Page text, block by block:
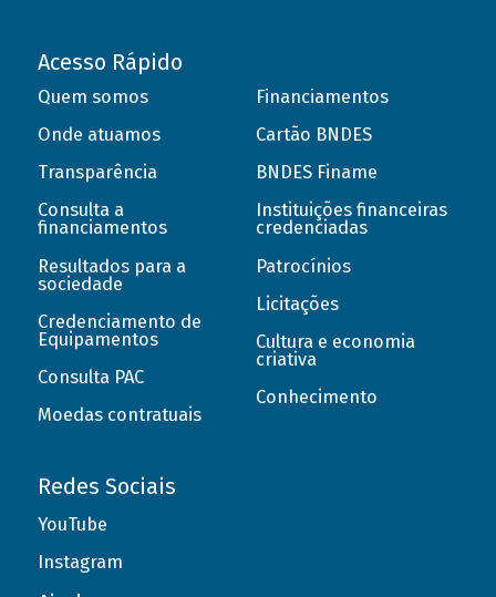
Acesso Rápido
Quem somos
Onde atuamos
Transparência
Consulta a
financiamentos
Resultados para a
sociedade
Credenciamento de
Equipamentos
Consulta PAC
Moedas contratuais
Financiamentos
Cartão BNDES
BNDES Finame
Instituições financeiras
credenciadas
Patrocínios
Licitações
Cultura e economia
criativa
Conhecimento
Redes Sociais
YouTube
Instagram